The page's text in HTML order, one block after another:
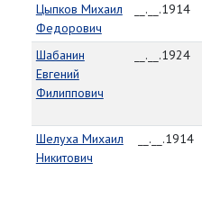
Цыпков Михаил
Федорович
__.__.1914
Шабанин
Евгений
Филиппович
__.__.1924
Шелуха Михаил
Никитович
__.__.1914